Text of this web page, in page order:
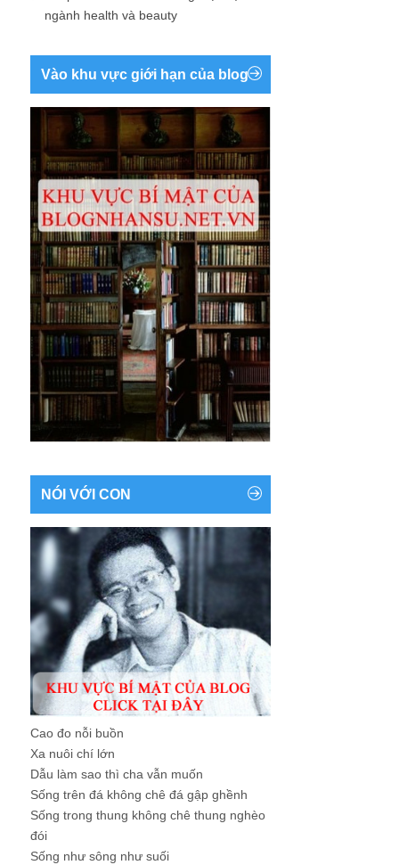
ngành health và beauty
Vào khu vực giới hạn của blog
NÓI VỚI CON
Cao đo nỗi buồn
Xa nuôi chí lớn
Dẫu làm sao thì cha vẫn muốn
Sống trên đá không chê đá gập ghềnh
Sống trong thung không chê thung nghèo
đói
Sống như sông như suối